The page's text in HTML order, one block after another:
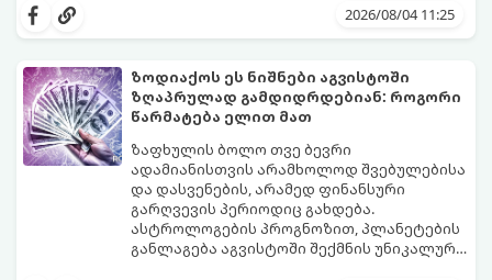
ყველაზე ბედნიერი თვე აღმოჩნდება.
2026/08/04 11:25
ზოდიაქოს ეს ნიშნები აგვისტოში
ზღაპრულად გამდიდრდებიან: როგორი
წარმატება ელით მათ
ზაფხულის ბოლო თვე ბევრი
ადამიანისთვის არამხოლოდ შვებულებისა
და დასვენების, არამედ ფინანსური
გარღვევის პერიოდიც გახდება.
ასტროლოგების პროგნოზით, პლანეტების
განლაგება აგვისტოში შექმნის უნიკალურ